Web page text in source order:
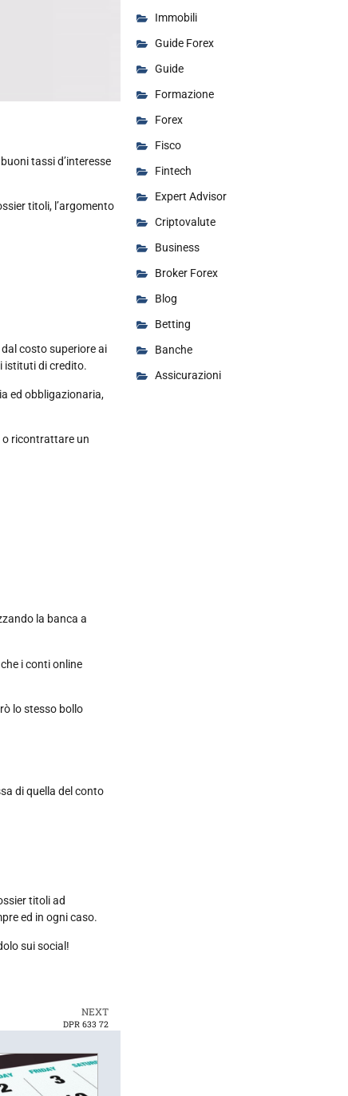
tassi d’interesse
titoli, l’argomento
costo superiore ai
istituti di credito.
ed obbligazionaria,
o ricontrattare un
la banca a
i conti online
lo stesso bollo
di quella del conto
titoli ad
ed in ogni caso.
sui social!
NEXT
DPR 633 72
Immobili
Guide Forex
Guide
Formazione
Forex
Fisco
Fintech
Expert Advisor
Criptovalute
Business
Broker Forex
Blog
Betting
Banche
Assicurazioni